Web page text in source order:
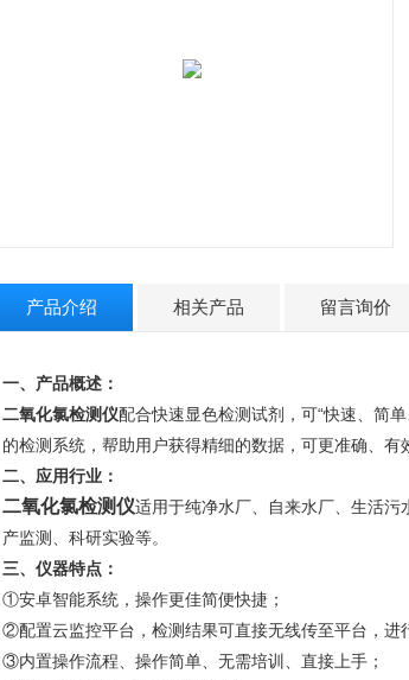
产品介绍 相关产品 留言询价
一、产品概述：
二氧化氯检测仪配合快速显色检测试剂，可“快速、简
的检测系统，帮助用户获得精细的数据，可更准确、有
二、应用行业：
二氧化氯检测仪适用于纯净水厂、自来水厂、生活
产监测、科研实验等。
三、仪器特点：
①安卓智能系统，操作更佳简便快捷；
②配置云监控平台，检测结果可直接无线传至平台，进
③内置操作流程、操作简单、无需培训、直接上手；